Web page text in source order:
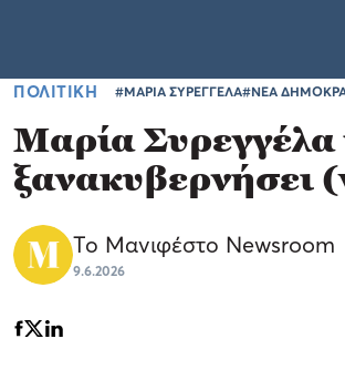
ΠΟΛΙΤΙΚΗ #ΜΑΡΙΑ ΣΥΡΕΓΓΕΛΑ#ΝΕΑ
Μαρία Συρεγγέλα
ξανακυβερνήσει
Το Μανιφέστο Newsroom
9.6.2026